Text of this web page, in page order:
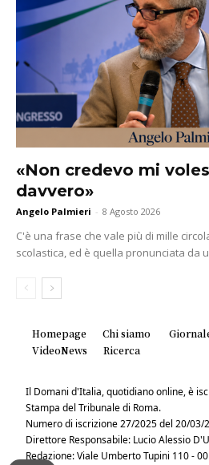
«Non credevo mi
davvero»
Angelo Palmieri - 8 Agosto 2026
C'è una frase che vale più di mille
scolastica, ed è quella pronunciata da
Homepage Chi siamo
VideoNews
Ricerca
Il Domani d'Italia, quotidiano online, è
Stampa del Tribunale di Roma.
Numero di iscrizione 27/2025 del 20/03/
Direttore Responsabile: Lucio Alessio
Redazione: Viale Umberto Tupini 110 -